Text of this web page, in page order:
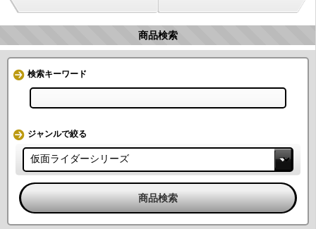
商品検索
検索キーワード
ジャンルで絞る